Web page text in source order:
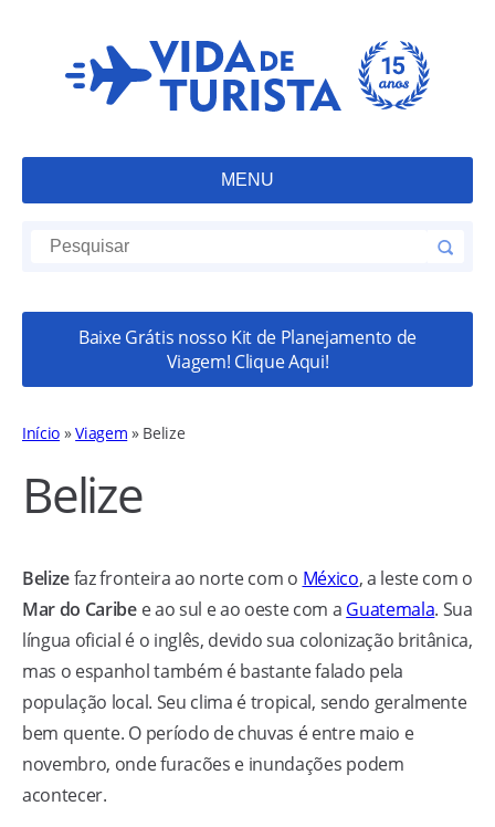
MENU
Baixe Grátis nosso Kit de Planejamento de
Viagem! Clique Aqui!
Início »Viagem » Belize
Belize
Belizefaz fronteira ao norte com o México, a leste com o
Mar do Caribee ao sul e ao oeste com a Guatemala. Sua
língua oficial é o inglês, devido sua colonização britânica,
mas o espanhol também é bastante falado pela
população local. Seu clima é tropical, sendo geralmente
bem quente. O período de chuvas é entre maio e
novembro, onde furacões e inundações podem
acontecer.